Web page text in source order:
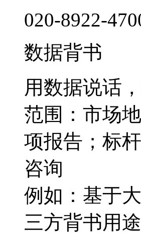
020-8922-
数据背书
用数据说话
范围：市场
项报告；标
咨询
例如：基于
三方背书用